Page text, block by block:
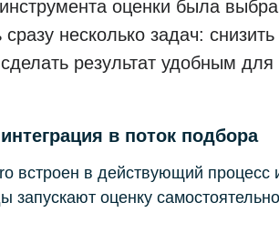
инструмента оценки была
несколько задач:
результат удобным
в поток подбора
встроен в действующий процесс
запускают оценку